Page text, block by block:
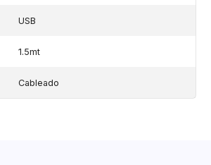
USB
1.5mt
Cableado